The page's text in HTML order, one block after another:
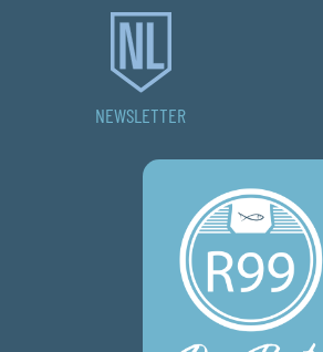
NEWSLETTER